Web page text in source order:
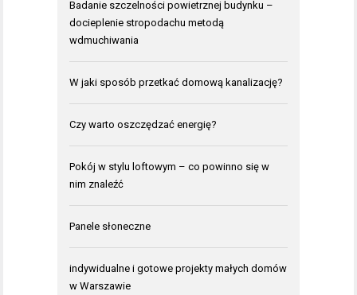
Badanie szczelności powietrznej budynku –
docieplenie stropodachu metodą
wdmuchiwania
W jaki sposób przetkać domową kanalizację?
Czy warto oszczędzać energię?
Pokój w stylu loftowym – co powinno się w
nim znaleźć
Panele słoneczne
indywidualne i gotowe projekty małych domów
w Warszawie